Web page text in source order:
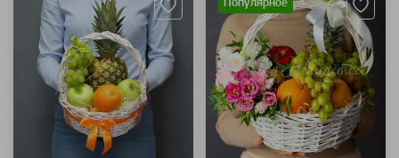
Популярное